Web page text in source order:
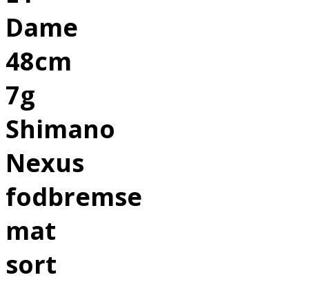
Dame
48cm
7g
Shimano
Nexus
fodbremse
mat
sort